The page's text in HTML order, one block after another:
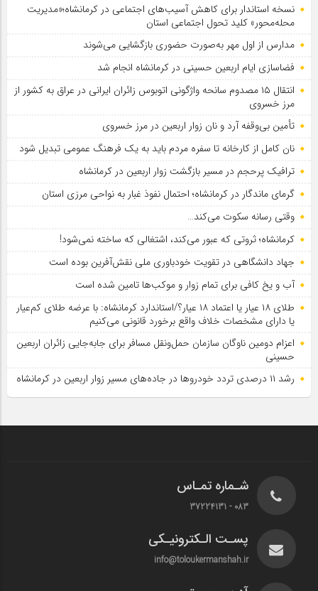
نسخه استاندار برای کاهش آسیب‌های اجتماعی در کرمانشاه؛«مدیریت
محله‌محور» کلید تحول اجتماعی استان
مدارس از اول مهر به‌صورت حضوری بازگشایی می‌شوند
فضاسازی ایام اربعین حسینی در کرمانشاه انجام شد
انتقال ۱۵ مصدوم سانحه واژگونی اتوبوس زائران ایرانی در عراق به کشور از
مرز خسروی
تأمین بی‌وقفه آرد و نان زوار اربعین در مرز خسروی
نان کامل از کارخانه تا سفره مردم باید به یک فرهنگ عمومی تبدیل شود
ترافیک پرحجم در مسیر بازگشت زوار اربعین در کرمانشاه
گرمای ماندگار در کرمانشاه؛ احتمال نفوذ غبار به نواحی مرزی استان
وقتی رسانه سکوت می‌کند…
کرمانشاه؛ ثروتی که عبور می‌کند، اشتغالی که ساخته نمی‌شود!
جهاد دانشگاهی در تقویت خودباوری ملی نقش‌آفرین بوده است
آب و یخ کافی برای تمام زوار و موکب‌ها تامین شده است
طلای ۱۸ عیار یا اعتماد ۱۸ عیار؟/استاندارد کرمانشاه: با عرضه طلای کم‌عیار
یا دارای مشخصات خلاف واقع برخورد قانونی می‌کنیم
اعزام دومین ناوگان سازمان حمل‌ونقل مسافر برای جابه‌جایی زائران اربعین
حسینی
رشد ۱۱ درصدی تردد خودروها در جاده‌های مسیر زوار اربعین در کرمانشاه
شـماره تمـاس
083 - 37224131
پسـت الـکترونیـکی
info@toloukermanshah.ir